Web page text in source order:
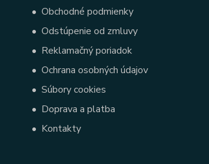
• Obchodné podmienky
• Odstúpenie od zmluvy
• Reklamačný poriadok
• Ochrana osobných údajov
• Súbory cookies
• Doprava a platba
• Kontakty